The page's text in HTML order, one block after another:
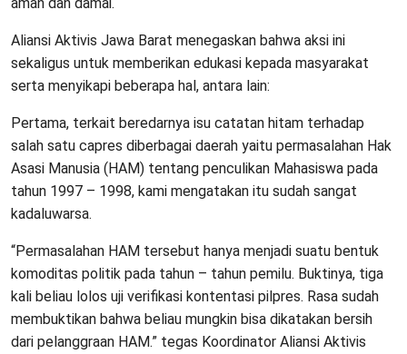
Aliansi Aktivis Jawa Barat menegaskan bahwa aksi ini
sekaligus untuk memberikan edukasi kepada masyarakat
serta menyikapi beberapa hal, antara lain:
Pertama, terkait beredarnya isu catatan hitam terhadap
salah satu capres diberbagai daerah yaitu permasalahan Hak
Asasi Manusia (HAM) tentang penculikan Mahasiswa pada
tahun 1997 – 1998, kami mengatakan itu sudah sangat
kadaluwarsa.
“Permasalahan HAM tersebut hanya menjadi suatu bentuk
komoditas politik pada tahun – tahun pemilu. Buktinya, tiga
kali beliau lolos uji verifikasi kontentasi pilpres. Rasa sudah
membuktikan bahwa beliau mungkin bisa dikatakan bersih
dari pelanggraan HAM.” tegas Koordinator Aliansi Aktivis